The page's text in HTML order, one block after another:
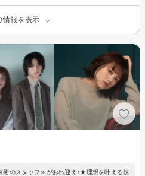
情報を表示
術のスタッフ≫がお出迎え♪★理想を叶える技